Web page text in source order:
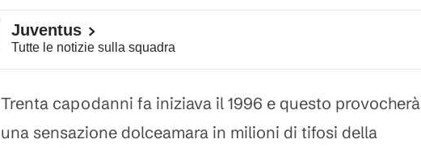
Juventus
Tutte le notizie sulla squadra
Trenta capodanni fa iniziava il 1996 e questo provocherà
una sensazione dolceamara in milioni di tifosi della